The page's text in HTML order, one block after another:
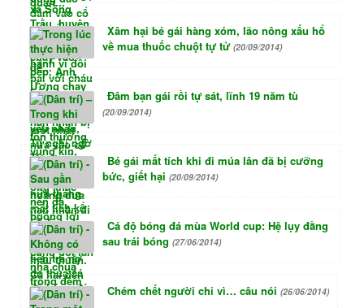
Xâm hại bé gái hàng xóm, lão nông xấu hổ
về mua thuốc chuột tự tử (20/09/2014)
Đâm bạn gái rồi tự sát, lĩnh 19 năm tù
(20/09/2014)
Bé gái mất tích khi đi múa lân đã bị cưỡng
bức, giết hại (20/09/2014)
Cá độ bóng đá mùa World cup: Hệ lụy đằng
sau trái bóng (27/06/2014)
Chém chết người chỉ vì… câu nói (26/06/2014)